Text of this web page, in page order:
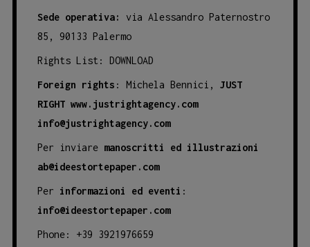
Sede operativa:
via Alessandro Paternostro
85, 90133 Palermo
Rights List: DOWNLOAD
Foreign rights : Michela Bennici, JUST
RIGHT www.justrightagency.com
info@justrightagency.com
Per inviare manoscritti ed illustrazioni
ab@ideestortepaper.com
Per informazioni ed eventi :
info@ideestortepaper.com
Phone: +39 3921976659